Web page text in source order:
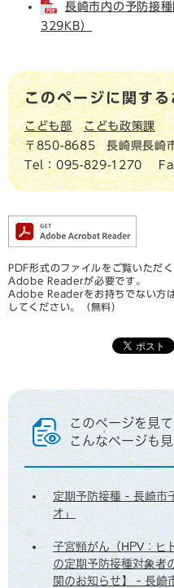
長崎市内の予防接
329KB）
このページに関す
こども部 こども政策課
〒850-8685
長崎県長崎
Tel：095-829-1270
PDF形式のファイルをご覧いただ
Adobe Readerが必要です。
Adobe Readerをお持ちでない方
してください。（無料）
このページを見
こんなページも
定期予防接種 - 長崎市
オ」
子宮頸がん（HPV：ヒ
の定期予防接種対象者
関のお知らせ】 - 長崎